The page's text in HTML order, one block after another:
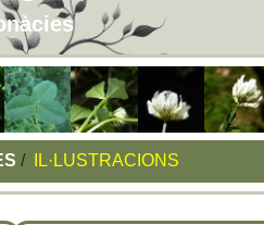
/ IL·LUSTRACIONS